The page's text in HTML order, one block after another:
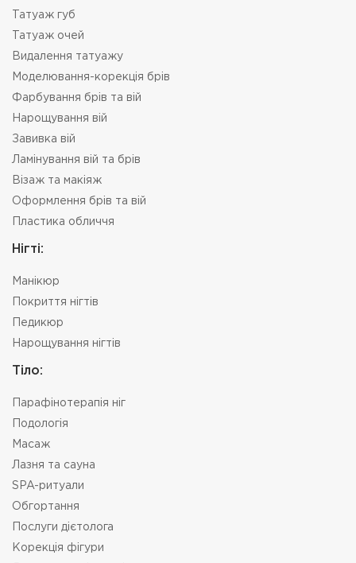
Татуаж губ
Татуаж очей
Видалення татуажу
Моделювання-корекція брів
Фарбування брів та вій
Нарощування вій
Завивка вій
Ламінування вій та брів
Візаж та макіяж
Оформлення брів та вій
Пластика обличчя
Нігті:
Манікюр
Покриття нігтів
Педикюр
Нарощування нігтів
Тіло:
Парафінотерапія ніг
Подологія
Масаж
Лазня та сауна
SPA-ритуали
Обгортання
Послуги дієтолога
Корекція фігури